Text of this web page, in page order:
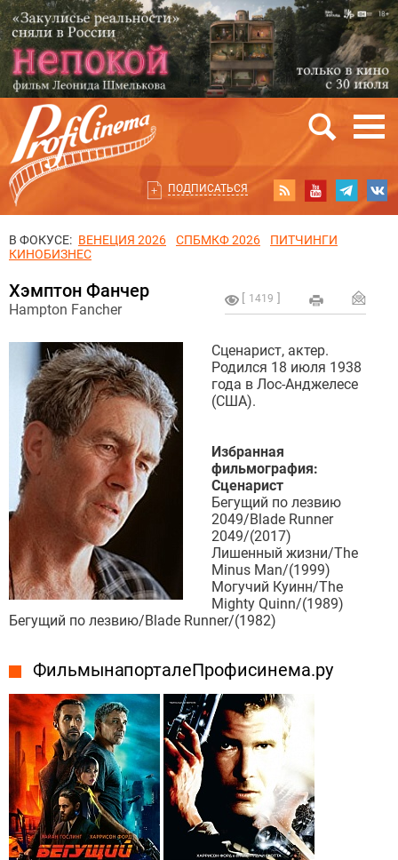
ПОДПИСАТЬСЯ
В ФОКУСЕ: ВЕНЕЦИЯ 2026 СПБМКФ 2026
ПИТЧИНГИ
КИНОБИЗНЕС
1419
Хэмптон Фанчер
Hampton Fancher
Сценарист, актер.
Родился 18 июля 1938
года в Лос-Анджелесе
(США).
Избранная
фильмография:
Сценарист
Бегущий по лезвию
2049/Blade Runner
2049/(2017)
Лишенный жизни/The
Minus Man/(1999)
Могучий Куинн/The
Mighty Quinn/(1989)
Бегущий по лезвию/Blade Runner/(1982)
Фильмы на портале Профисинема.ру